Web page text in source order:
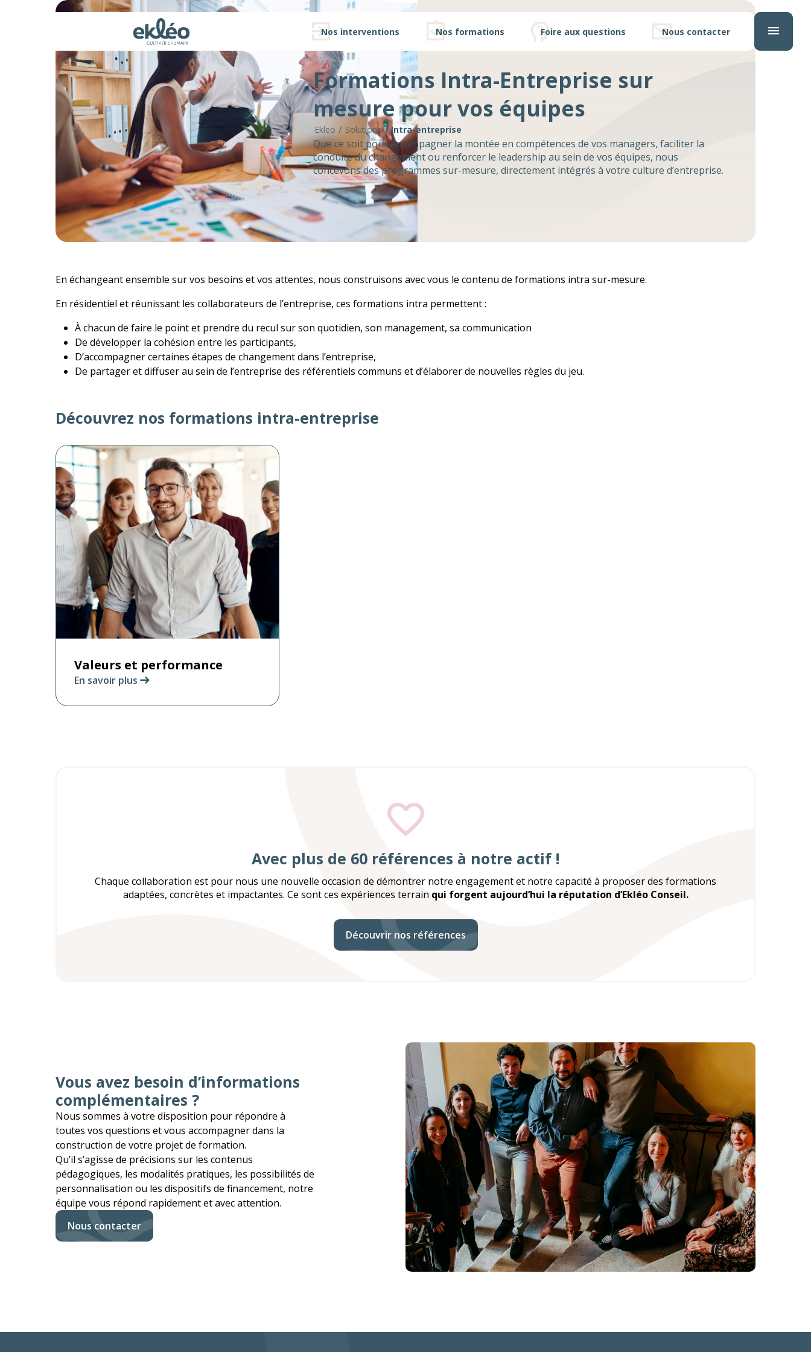
Nos interventions Nos formations Foire aux questions Nous contacter
Formations Intra-Entreprise sur
mesure pour vos équipes
Ekleo / Solutions / Intra-entreprise
Que ce soit pour accompagner la montée en compétences de vos managers, faciliter la
conduite du changement ou renforcer le leadership au sein de vos équipes, nous
concevons des programmes sur-mesure, directement intégrés à votre culture d’entreprise.
En échangeant ensemble sur vos besoins et vos attentes, nous construisons avec vous le contenu de formations intra sur-mesure.
En résidentiel et réunissant les collaborateurs de l’entreprise, ces formations intra permettent :
À chacun de faire le point et prendre du recul sur son quotidien, son management, sa communication
De développer la cohésion entre les participants,
D’accompagner certaines étapes de changement dans l’entreprise,
De partager et diffuser au sein de l’entreprise des référentiels communs et d’élaborer de nouvelles règles du jeu.
Découvrez nos formations intra-entreprise
Valeurs et performance
En savoir plus
Avec plus de 60 références à notre actif !
Chaque collaboration est pour nous une nouvelle occasion de démontrer notre engagement et notre capacité à proposer des formations
adaptées, concrètes et impactantes. Ce sont ces expériences terrain qui forgent aujourd’hui la réputation d’Ekléo Conseil.
Découvrir nos références
Vous avez besoin d’informations
complémentaires ?
Nous sommes à votre disposition pour répondre à
toutes vos questions et vous accompagner dans la
construction de votre projet de formation.
Qu’il s’agisse de précisions sur les contenus
pédagogiques, les modalités pratiques, les possibilités de
personnalisation ou les dispositifs de financement, notre
équipe vous répond rapidement et avec attention.
Nous contacter